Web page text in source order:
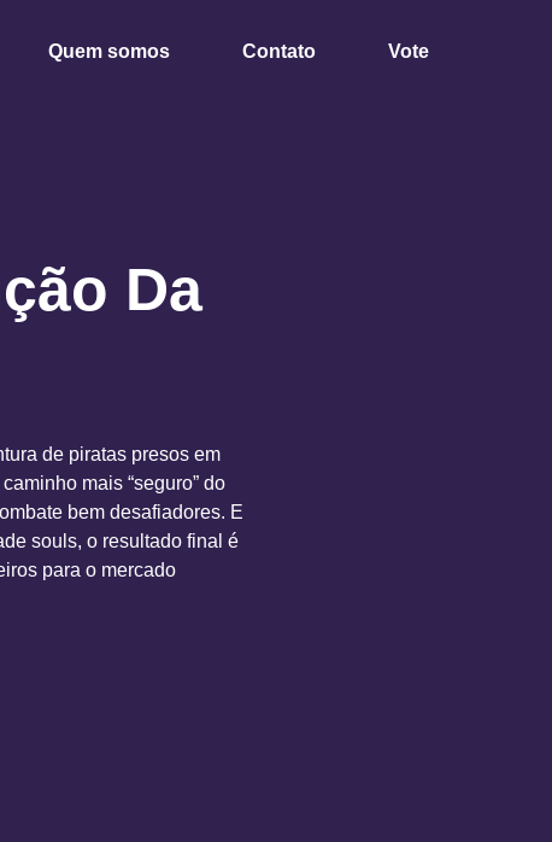
Quem somos Contato Vote
Da
de piratas presos em
mais “seguro” do
bem desafiadores. E
souls, o resultado final é
para o mercado